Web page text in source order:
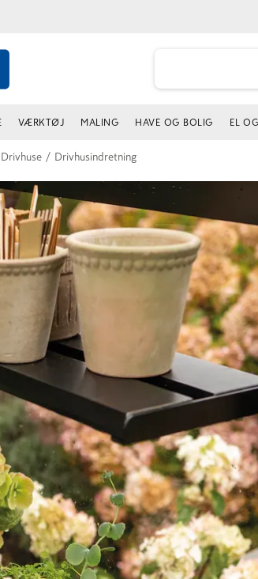
VÆRKTØJ MALING HAVE OG BOLIG EL
Drivhuse / Drivhusindretning